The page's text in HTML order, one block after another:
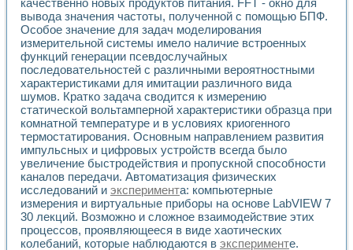
Академические и отраслевые институты
Учебные заведения
Бизнес
Контакты
качественно новых продуктов питания. FFT - окно для
вывода значения частоты, полученной с помощью БПФ.
Особое значение для задач моделирования
измерительной системы имело наличие встроенных
функций генерации псевдослучайных
последовательностей с различными вероятностными
характеристиками для имитации различного вида
шумов. Кратко задача сводится к измерению
статической вольтамперной характеристики образца при
комнатной температуре и в условиях криогенного
термостатирования. Основным направлением развития
импульсных и цифровых устройств всегда было
увеличение быстродействия и пропускной способности
каналов передачи. Автоматизация физических
исследований и эксперимента: компьютерные
измерения и виртуальные приборы на основе LabVIEW 7
30 лекций. Возможно и сложное взаимодействие этих
процессов, проявляющееся в виде хаотических
колебаний, которые наблюдаются в эксперименте.